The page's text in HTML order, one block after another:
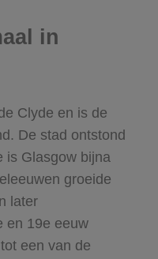
in
Clyde en is de
De stad ontstond
is Glasgow bijna
groeide
later
en 19e eeuw
een van de